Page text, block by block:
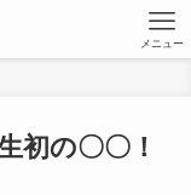
メニュー
の〇〇！